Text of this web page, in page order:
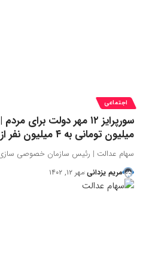
اجتماعی
میلیون‌ تومانی به ۴ میلیون نفر از همین الان
سهام عدالت | رئیس سازمان خصوصی
مریم یزدانی مهر ۱۲, ۱۴۰۲